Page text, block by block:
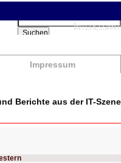
Impressum
Suchbegriffe
Suchen
Berichte aus der IT-Szene